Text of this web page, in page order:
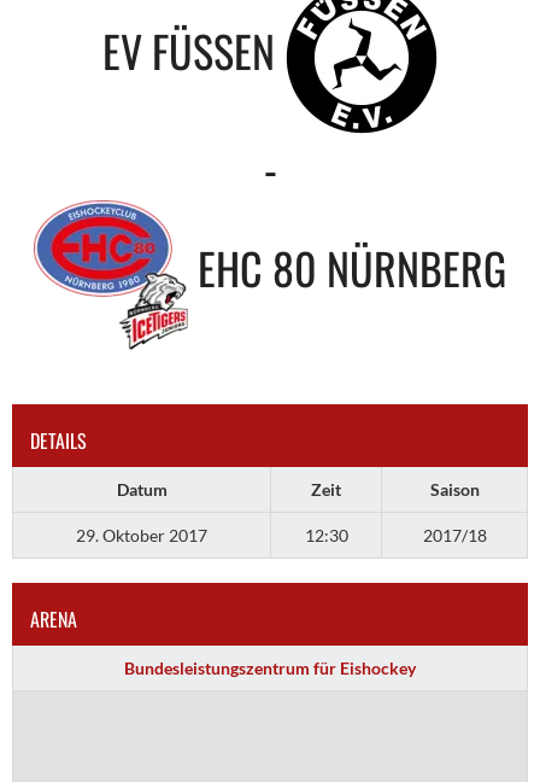
EV FÜSSEN
-
EHC 80 NÜRNBERG
DETAILS
Datum Zeit Saison
29. Oktober 2017 12:30 2017/18
ARENA
Bundesleistungszentrum für Eishockey